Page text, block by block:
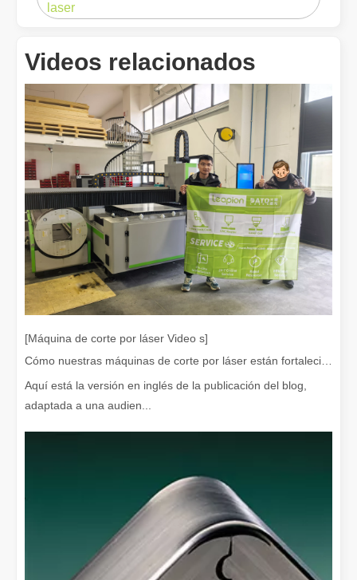
¿Cuánto cuesta una cortadora láser? ¿Cómo elegir la mejor?
Las máquinas de corte por láser son una herramienta
laser
Videos relacionados
[Máquina de corte por láser Video s]
Aquí está la versión en inglés de la publicación del blog,
adaptada a una audien...